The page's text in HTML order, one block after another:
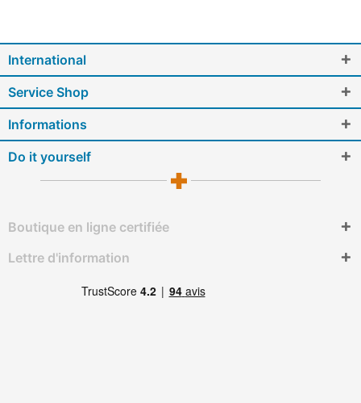
International
Service Shop
Informations
Do it yourself
Boutique en ligne certifiée
Lettre d'information